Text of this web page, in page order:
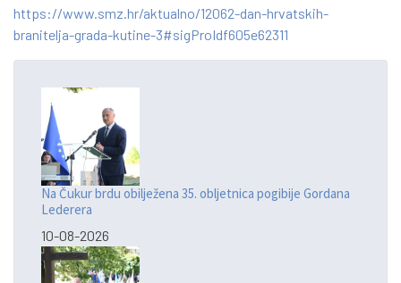
https://www.smz.hr/aktualno/12062-dan-hrvatskih-
branitelja-grada-kutine-3#sigProIdf605e62311
Na Čukur brdu obilježena 35. obljetnica pogibije Gordana
Lederera
10-08-2026